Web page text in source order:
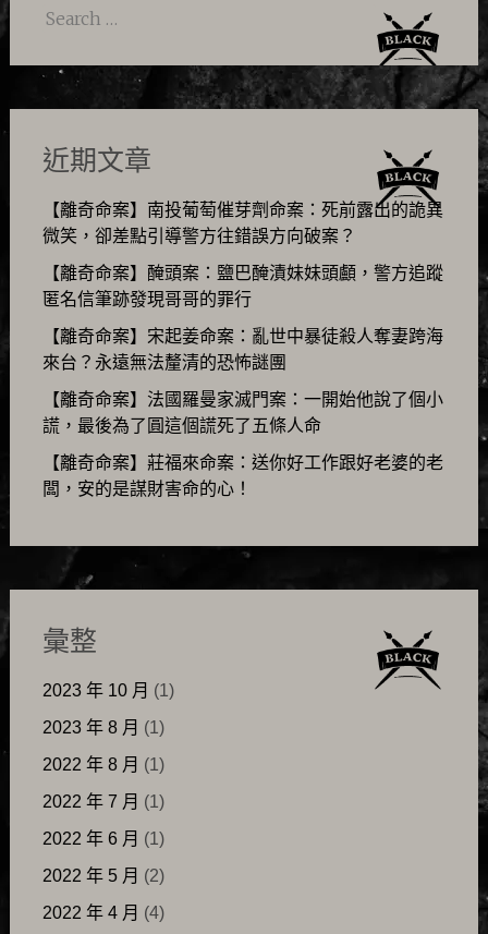
Search
近期文章
【離奇命案】南投葡萄催芽劑命案：死前露出的詭異
微笑，卻差點引導警方往錯誤方向破案？
【離奇命案】醃頭案：鹽巴醃漬妹妹頭顱，警方追蹤
匿名信筆跡發現哥哥的罪行
【離奇命案】宋起姜命案：亂世中暴徒殺人奪妻跨海
來台？永遠無法釐清的恐怖謎團
【離奇命案】法國羅曼家滅門案：一開始他說了個小
謊，最後為了圓這個謊死了五條人命
【離奇命案】莊福來命案：送你好工作跟好老婆的老
闆，安的是謀財害命的心！
彙整
2023 年 10 月 (1)
2023 年 8 月 (1)
2022 年 8 月 (1)
2022 年 7 月 (1)
2022 年 6 月 (1)
2022 年 5 月 (2)
2022 年 4 月 (4)